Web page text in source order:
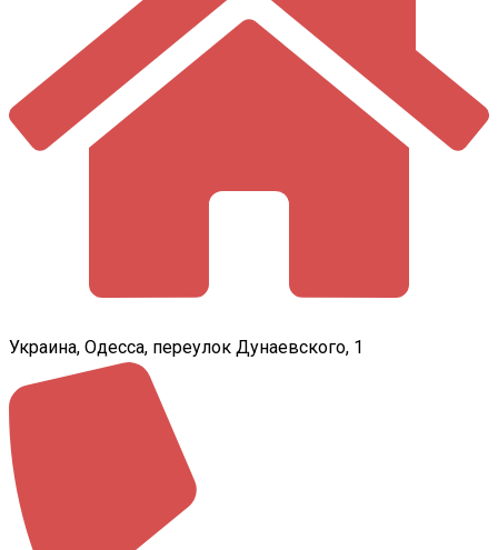
Украина, Одесса, переулок Дунаевского, 1